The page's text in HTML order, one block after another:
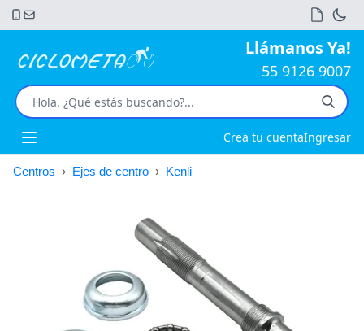
Llámanos Ya!
55 9126 9007
Open main menu Crea tu cuentaIngresar
Centros › Ejes de centro › Kenli